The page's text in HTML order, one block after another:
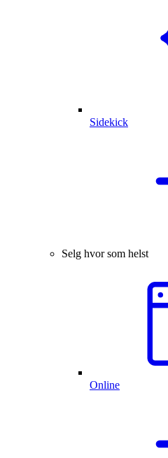
Sidekick
Selg hvor som helst
Online